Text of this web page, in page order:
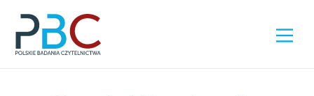
Szybki kontakt
+48 504 285 416